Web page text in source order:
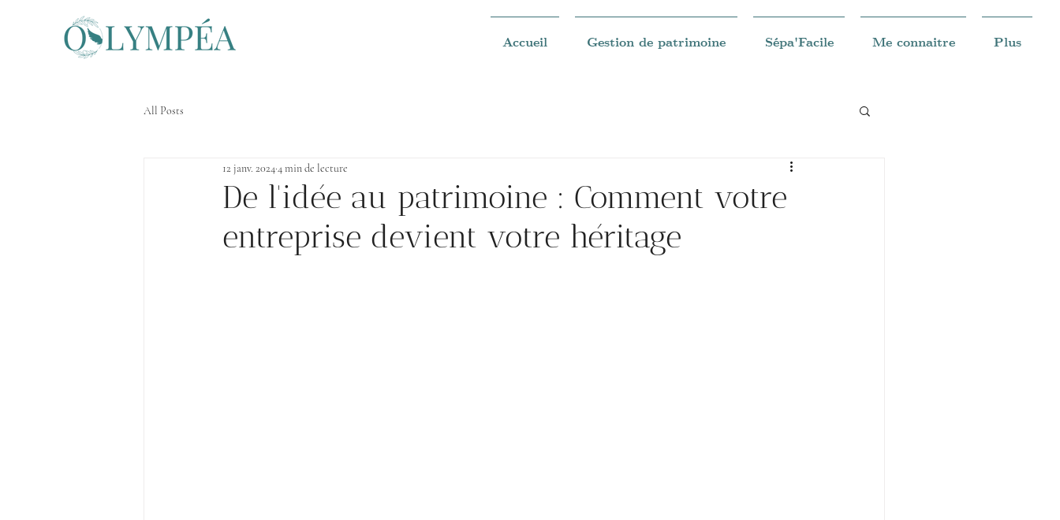
Accueil Gestion de patrimoine Sépa'Facile Me connaitre Plus
All Posts
De l'idée au patrimoine : Comment votre
entreprise devient votre héritage
12 janv. 20244 min de lecture